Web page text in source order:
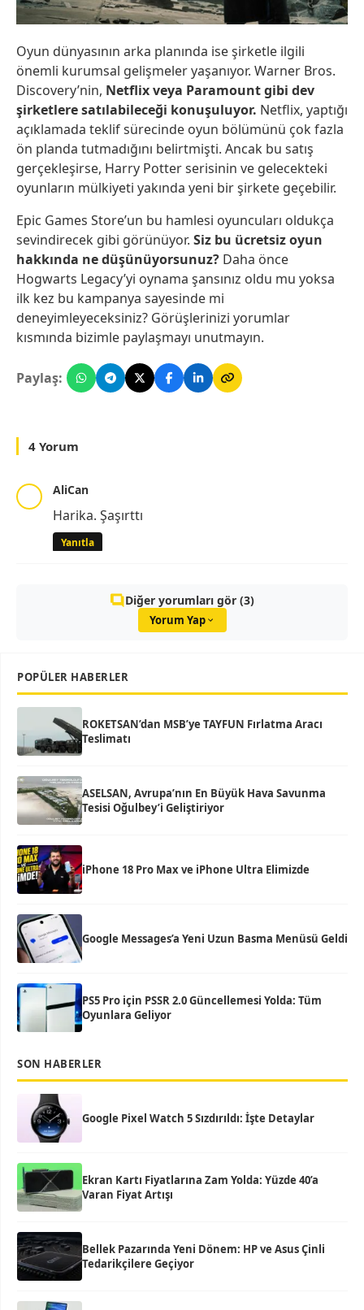
Oyun dünyasının arka planında ise şirketle ilgili
önemli kurumsal gelişmeler yaşanıyor. Warner Bros.
Discovery’nin, Netflix veya Paramount gibi dev
şirketlere satılabileceği konuşuluyor. Netflix, yaptığı
açıklamada teklif sürecinde oyun bölümünü çok fazla
ön planda tutmadığını belirtmişti. Ancak bu satış
gerçekleşirse, Harry Potter serisinin ve gelecekteki
oyunların mülkiyeti yakında yeni bir şirkete geçebilir.
Epic Games Store’un bu hamlesi oyuncuları oldukça
sevindirecek gibi görünüyor. Siz bu ücretsiz oyun
hakkında ne düşünüyorsunuz? Daha önce
Hogwarts Legacy’yi oynama şansınız oldu mu yoksa
ilk kez bu kampanya sayesinde mi
deneyimleyeceksiniz? Görüşlerinizi yorumlar
kısmında bizimle paylaşmayı unutmayın.
Paylaş:
4 Yorum
AliCan
Harika. Şaşırttı
Yanıtla
Diğer yorumları gör (3)
Yorum Yap
POPÜLER HABERLER
ROKETSAN’dan MSB’ye TAYFUN Fırlatma Aracı
Teslimatı
ASELSAN, Avrupa’nın En Büyük Hava Savunma
Tesisi Oğulbey’i Geliştiriyor
iPhone 18 Pro Max ve iPhone Ultra Elimizde
Google Messages’a Yeni Uzun Basma Menüsü Geldi
PS5 Pro için PSSR 2.0 Güncellemesi Yolda: Tüm
Oyunlara Geliyor
SON HABERLER
Google Pixel Watch 5 Sızdırıldı: İşte Detaylar
Ekran Kartı Fiyatlarına Zam Yolda: Yüzde 40’a
Varan Fiyat Artışı
Bellek Pazarında Yeni Dönem: HP ve Asus Çinli
Tedarikçilere Geçiyor